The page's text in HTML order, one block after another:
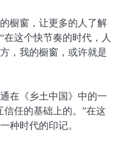
橱窗，让更多的人了解
这个快节奏的时代，人
，我的橱窗，或许就是
在《乡土中国》中的一
信任的基础上的。”在这
种时代的印记。